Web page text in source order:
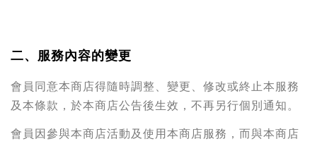
二、服務內容的變更
會員同意本商店得隨時調整、變更、修改或終止本服務
及本條款，於本商店公告後生效，不再另行個別通知。
會員因參與本商店活動及使用本商店服務，而與本商店